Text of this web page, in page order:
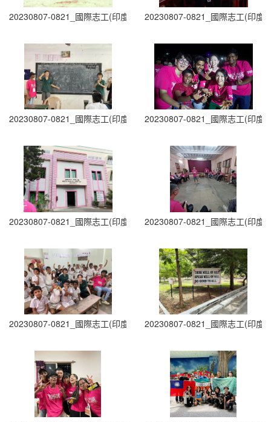
20230807-0821_國際志工(印度志工)出隊 (21)20230807-0821_國際志工(印度
20230807-0821_國際志工(印度志工)出隊 (23)20230807-0821_國際志工(印度
20230807-0821_國際志工(印度志工)出隊 (25)20230807-0821_國際志工(印度
20230807-0821_國際志工(印度志工)出隊 (27)20230807-0821_國際志工(印度